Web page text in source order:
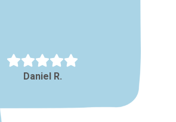
Daniel R.